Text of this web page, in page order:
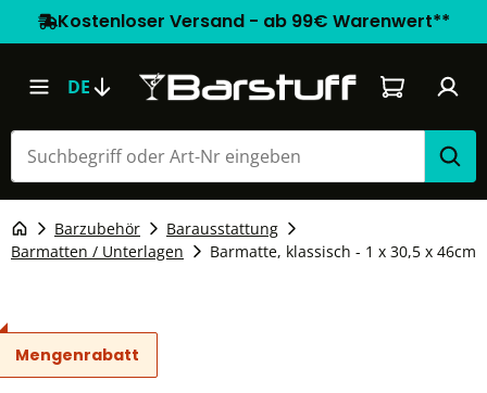
Kostenloser Versand - ab 99€ Warenwert**
DE Warenkorb
Barzubehör
Barausstattung
Barmatten / Unterlagen
Barmatte, klassisch - 1 x 30,5 x 46cm
Mengenrabatt